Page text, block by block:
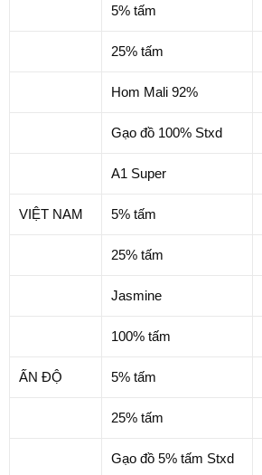
5% tấm
25% tấm
Hom Mali 92%
Gạo đồ 100% Stxd
A1 Super
VIỆT NAM 5% tấm
25% tấm
Jasmine
100% tấm
ẤN ĐỘ 5% tấm
25% tấm
Gạo đồ 5% tấm Stxd